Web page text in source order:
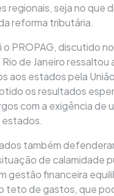
regionais, seja no que
reforma tributária.
PROPAG, discutido
de Janeiro
aos estados pela
os resultados
com a exigência de
estados.
também
de calamidade
gestão financeira
teto de gastos, que